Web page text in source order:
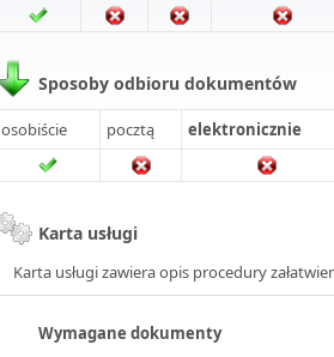
Sposoby odbioru dokumentów
osobiście pocztą elektronicznie
Karta usługi
Karta usługi zawiera opis procedury
Wymagane dokumenty